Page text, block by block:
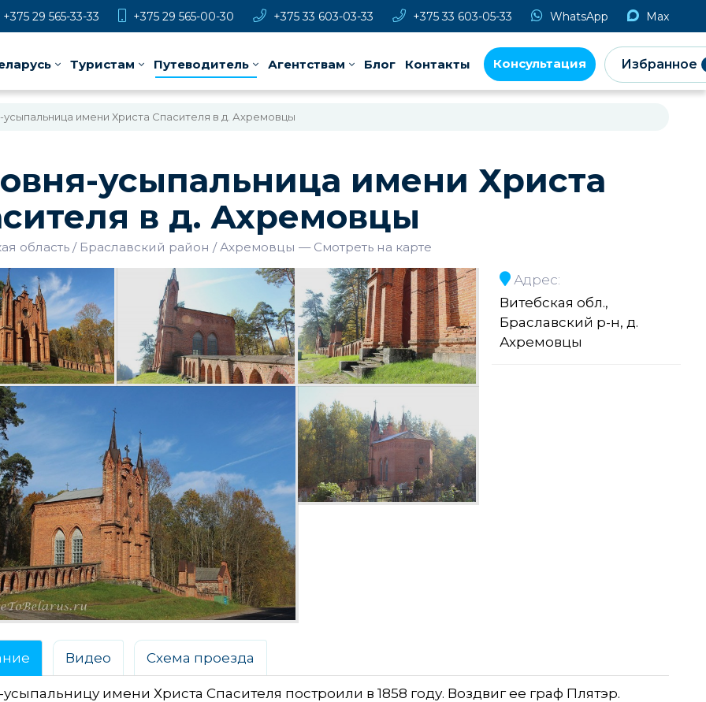
+375 29 565-33-33 +375 29 565-00-30 +375 33 603-03-33 +375 33 603-05-33 WhatsApp Max
Туристам Путеводитель Агентствам Блог Контакты Консультация Избранное
усыпальница имени Христа Спасителя в д. Ахремовцы
усыпальница имени Христа
в д. Ахремовцы
область Браславский район Ахремовцы — Смотреть на карте
Адрес:
Витебская обл.,
Браславский р-н, д.
Ахремовцы
Видео Схема проезда
имени Христа Спасителя построили в 1858 году. Воздвиг ее граф Плятэр.